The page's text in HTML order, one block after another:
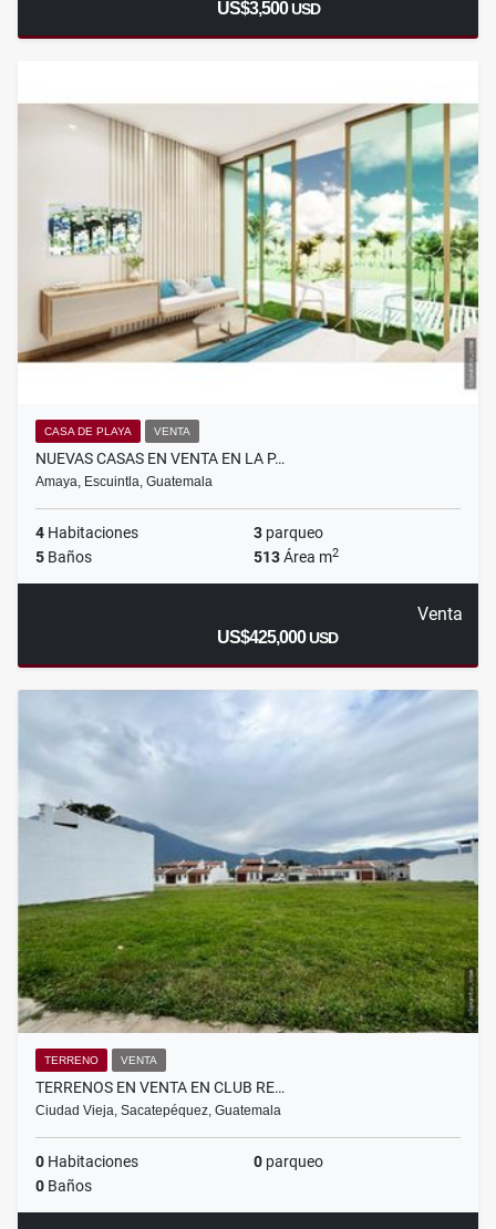
US$3,500USD
CASA DE PLAYA VENTA
NUEVAS CASAS EN VENTA EN LA P…
Amaya, Escuintla, Guatemala
4 Habitaciones 3 parqueo
5 Baños 513Área m2
Venta
US$425,000USD
TERRENO VENTA
TERRENOS EN VENTA EN CLUB RE…
Ciudad Vieja, Sacatepéquez, Guatemala
0 Habitaciones 0 parqueo
0 Baños